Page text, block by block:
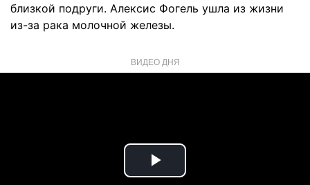
близкой подруги. Алексис Фогель ушла из жизни
из-за рака молочной железы.
ВИДЕО ДНЯ
Play